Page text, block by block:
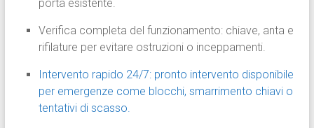
porta esistente.
Verifica completa del funzionamento: chiave, anta e
rifilature per evitare ostruzioni o inceppamenti.
Intervento rapido 24/7: pronto intervento disponibile
per emergenze come blocchi, smarrimento chiavi o
tentativi di scasso.